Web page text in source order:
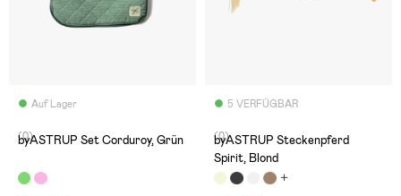
Auf Lager
(0)
byASTRUP Set Corduroy, Grün
5 VERFÜGBAR
(0)
byASTRUP Steckenpferd
Spirit, Blond